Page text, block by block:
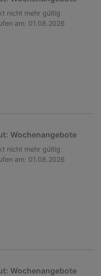
nicht mehr gültig
am: 01.08.2026
Wochenangebote
nicht mehr gültig
am: 01.08.2026
Wochenangebote